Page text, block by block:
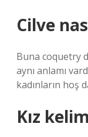
Cilve
Buna coquetry
aynı anlamı
kadınların hoş
Kız